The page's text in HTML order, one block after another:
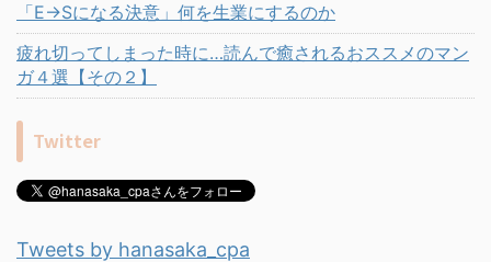
「E→Sになる決意」何を生業にするのか
疲れ切ってしまった時に…読んで癒されるおススメのマン
ガ４選【その２】
Twitter
Tweets by hanasaka_cpa